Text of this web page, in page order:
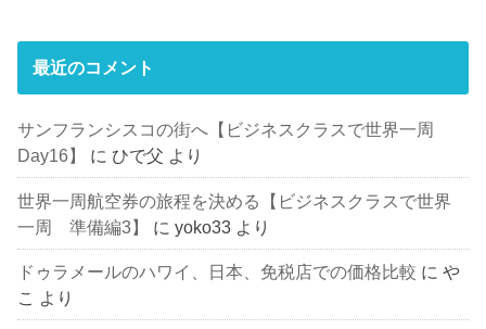
最近のコメント
サンフランシスコの街へ【ビジネスクラスで世界一周
Day16】
に ひで父 より
世界一周航空券の旅程を決める【ビジネスクラスで世界
一周 準備編3】
にyoko33 より
ドゥラメールのハワイ、日本、免税店での価格比較 にや
こ より